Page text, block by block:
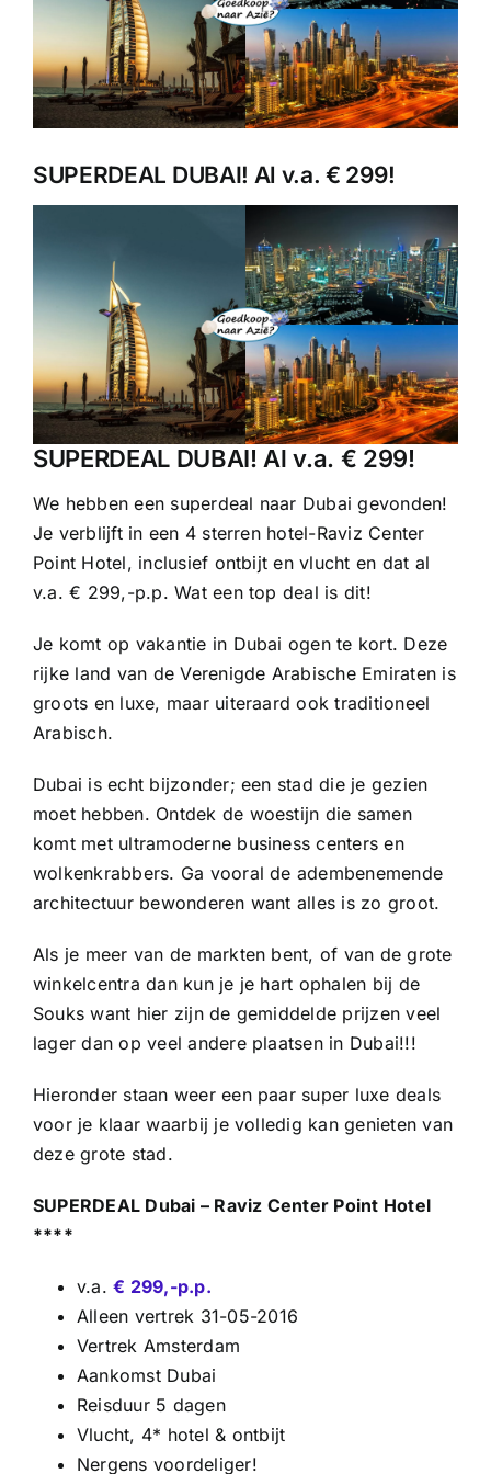
SUPERDEAL DUBAI! Al v.a. € 299!
SUPERDEAL DUBAI! Al v.a. € 299!
We hebben een superdeal naar Dubai gevonden!
Je verblijft in een 4 sterren hotel-Raviz Center
Point Hotel, inclusief ontbijt en vlucht en dat al
v.a. € 299,-p.p. Wat een top deal is dit!
Je komt op vakantie in Dubai ogen te kort. Deze
rijke land van de Verenigde Arabische Emiraten is
groots en luxe, maar uiteraard ook traditioneel
Arabisch.
Dubai is echt bijzonder; een stad die je gezien
moet hebben. Ontdek de woestijn die samen
komt met ultramoderne business centers en
wolkenkrabbers. Ga vooral de adembenemende
architectuur bewonderen want alles is zo groot.
Als je meer van de markten bent, of van de grote
winkelcentra dan kun je je hart ophalen bij de
Souks want hier zijn de gemiddelde prijzen veel
lager dan op veel andere plaatsen in Dubai!!!
Hieronder staan weer een paar super luxe deals
voor je klaar waarbij je volledig kan genieten van
deze grote stad.
SUPERDEAL Dubai – Raviz Center Point Hotel
****
v.a.€ 299,-p.p.
Alleen vertrek 31-05-2016
Vertrek Amsterdam
Aankomst Dubai
Reisduur 5 dagen
Vlucht, 4* hotel & ontbijt
Nergens voordeliger!